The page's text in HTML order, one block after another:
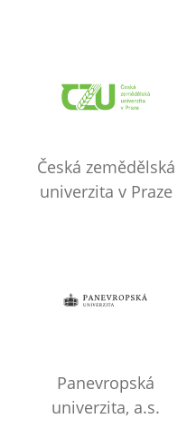
Česká zemědělská
univerzita v Praze
Panevropská
univerzita, a.s.